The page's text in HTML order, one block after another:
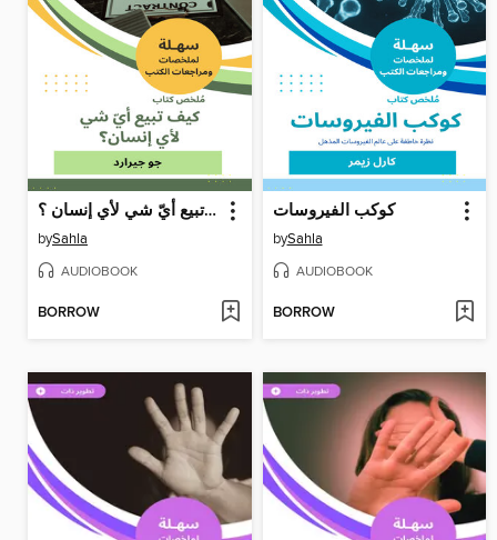
كيف تبيع أيّ شي لأي إنسان ؟
bySahla
AUDIOBOOK
BORROW
كوكب الفيروسات
bySahla
AUDIOBOOK
BORROW